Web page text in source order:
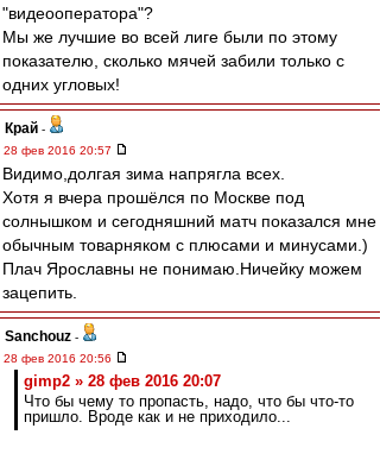
"видеооператора"?
Мы же лучшие во всей лиге были по этому
показателю, сколько мячей забили только с
одних угловых!
Край -
28 фев 2016 20:57
Видимо,долгая зима напрягла всех.
Хотя я вчера прошёлся по Москве под
солнышком и сегодняшний матч показался мне
обычным товарняком с плюсами и минусами.)
Плач Ярославны не понимаю.Ничейку можем
зацепить.
Sanchouz -
28 фев 2016 20:56
gimp2 » 28 фев 2016 20:07
Что бы чему то пропасть, надо, что бы что-то
пришло. Вроде как и не приходило...